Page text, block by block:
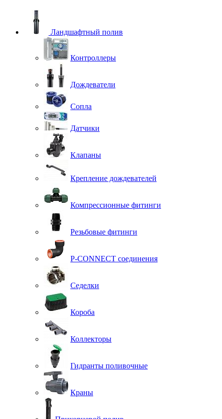
Ландшафтный полив
Контроллеры
Дождеватели
Сопла
Датчики
Клапаны
Крепление дождевателей
Компрессионные фитинги
Резьбовые фитинги
P-CONNECT соединения
Седелки
Короба
Коллекторы
Гидранты поливочные
Краны